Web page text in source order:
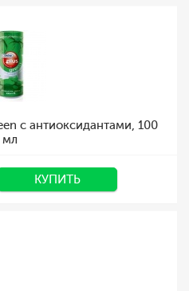
с антиоксидантами, 100
мл
КУПИТЬ